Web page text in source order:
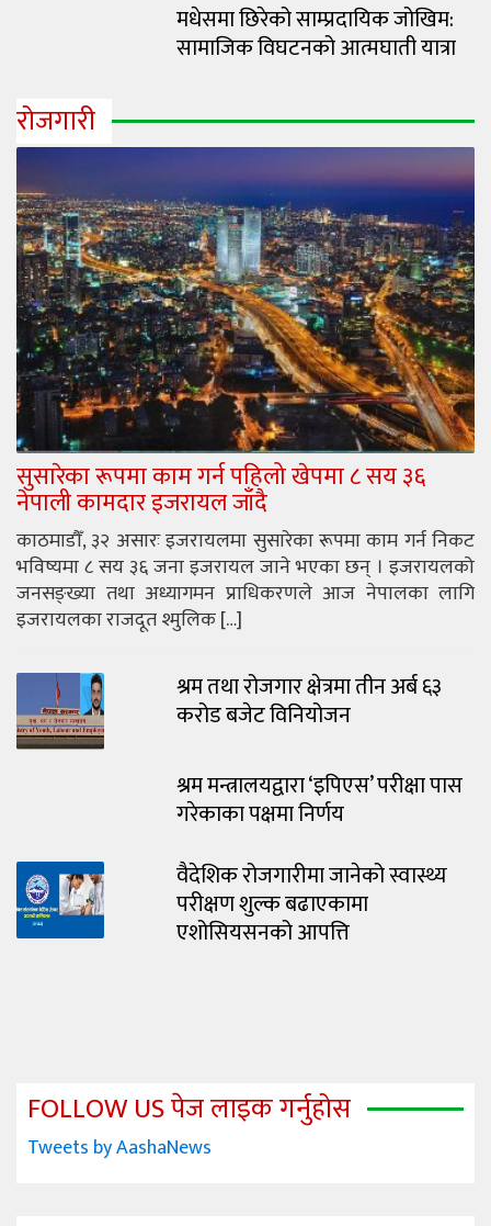
मधेसमा छिरेको साम्प्रदायिक जोखिम:
सामाजिक विघटनको आत्मघाती यात्रा
रोजगारी
सुसारेका रूपमा काम गर्न पहिलो खेपमा ८ सय ३६
नेपाली कामदार इजरायल जाँदै
काठमाडौँ, ३२ असारः इजरायलमा सुसारेका रूपमा काम गर्न निकट
भविष्यमा ८ सय ३६ जना इजरायल जाने भएका छन् । इजरायलको
जनसङ्ख्या तथा अध्यागमन प्राधिकरणले आज नेपालका लागि
इजरायलका राजदूत श्मुलिक […]
श्रम तथा रोजगार क्षेत्रमा तीन अर्ब ६३
करोड बजेट विनियोजन
श्रम मन्त्रालयद्वारा ‘इपिएस’ परीक्षा पास
गरेकाका पक्षमा निर्णय
वैदेशिक रोजगारीमा जानेको स्वास्थ्य
परीक्षण शुल्क बढाएकामा
एशोसियसनको आपत्ति
FOLLOW US पेज लाइक गर्नुहोस
Tweets by AashaNews